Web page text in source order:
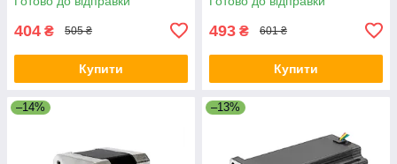
404 ₴ 505 ₴
Купити
493 ₴ 601 ₴
Купити
–14% –13%